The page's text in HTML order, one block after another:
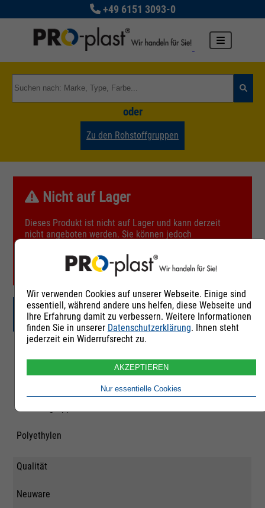
+49 6151 3093-0
oder
Zu den Rohstoffgruppen
Nicht auf Lager
Dieses Produkt ist nicht auf Lager und kann derzeit
nicht angeboten werden. Sie können jedoch
informieren Sie, sobald das gewünschte Produkt
verfügbar wird.
Lupolen 3010D
Rohstoffgruppe
Polyethylen
Qualität
Neuware
Wir verwenden Cookies auf unserer Webseite. Einige sind
essentiell, während andere uns helfen, diese Webseite und
Ihre Erfahrung damit zu verbessern. Weitere Informationen
finden Sie in unserer Datenschutzerklärung. Ihnen steht
jederzeit ein Widerrufsrecht zu.
AKZEPTIEREN
Nur essentielle Cookies